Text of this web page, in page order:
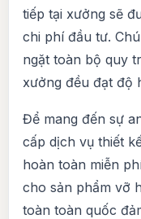
tiếp tại xưởng sẽ
chi phí đầu tư.
ngặt toàn bộ quy
xưởng đều đạt độ
Để mang đến sự
cấp dịch vụ thiết
hoàn toàn miễn
cho sản phẩm vỡ
toàn toàn quốc